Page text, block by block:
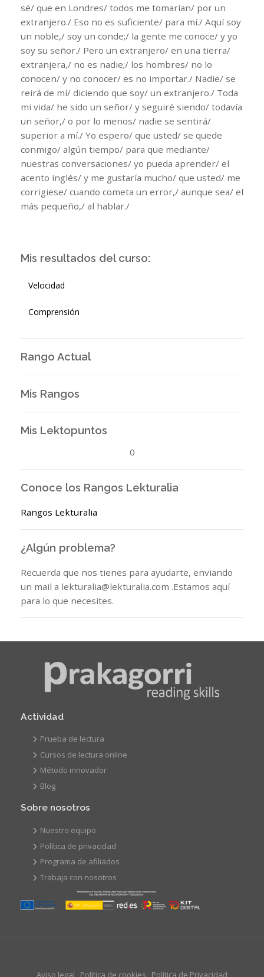
sé/ que en Londres/ todos me tomarían/ por un
extranjero./ Eso no es suficiente/ para mí./ Aquí soy
un noble,/ soy un conde;/ la gente me conoce/ y yo
soy su señor./ Pero un extranjero/ en una tierra/
extranjera,/ no es nadie;/ los hombres/ no lo
conocen/ y no conocer/ es no importar./ Nadie/ se
reirá de mí/ diciendo que soy/ un extranjero./ Toda
mi vida/ he sido un señor/ y seguiré siendo/ todavía
un señor,/ o por lo menos/ nadie se sentirá/
superior a mí./ Yo espero/ que usted/ se quede
conmigo/ algún tiempo/ para que mediante/
nuestras conversaciones/ yo pueda aprender/ el
acento inglés/ y me gustaría mucho/ que usted/ me
corrigiese/ cuando cometa un error,/ aunque sea/ el
más pequeño,/ al hablar./
Mis resultados del curso:
Velocidad
Comprensión
Rango Actual
Mis Rangos
Mis Lektopuntos
0
Conoce los Rangos Lekturalia
Rangos Lekturalia
¿Algún problema?
Recuerda que nos tienes para ayudarte, enviando
un mail a lekturalia@lekturalia.com .Estamos aquí
para lo que necesites.
Actividad
Prueba de lectura
Cursos de lectura online
Método innovador
Blog
Sobre nosotros
Nuestro equipo
Política de privacidad
Programa de afiliados
Trabaja con nosotros
Aviso legal Política de cookies Política de Privacidad